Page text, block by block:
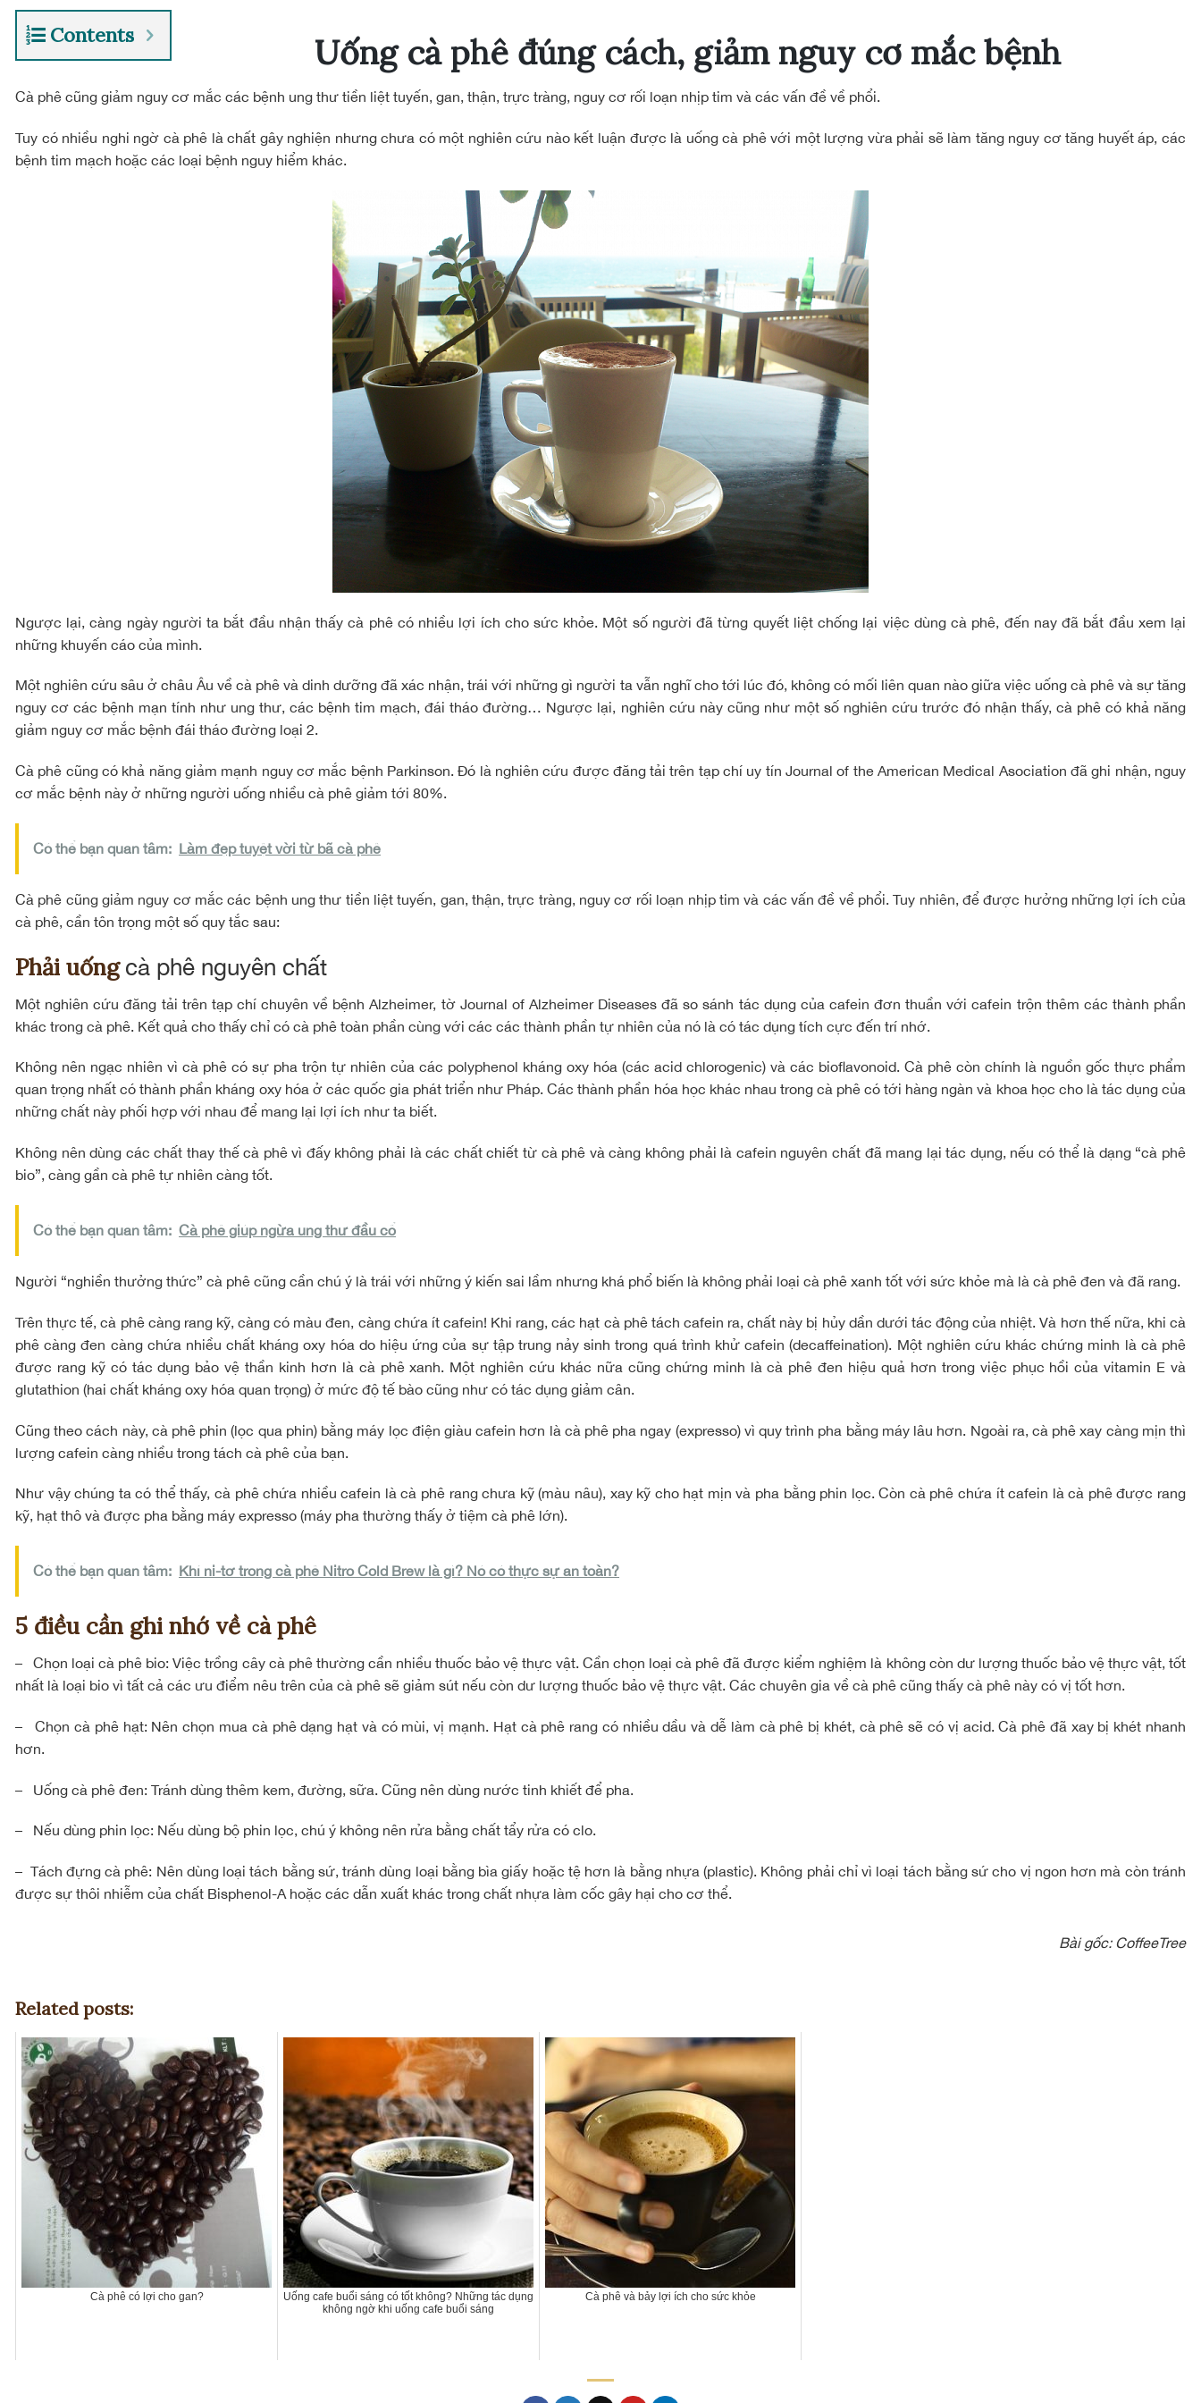
Contents Uống cà phê đúng cách, giảm nguy cơ mắc bệnh
Cà phê cũng giảm nguy cơ mắc các bệnh ung thư tiền liệt tuyến, gan, thận, trực tràng, nguy cơ rối loạn nhịp tim và các vấn đề về phổi.
Tuy có nhiều nghi ngờ cà phê là chất gây nghiện nhưng chưa có một nghiên cứu nào kết luận được là uống cà phê với một lượng vừa phải sẽ làm tăng nguy cơ tăng huyết áp, các
bệnh tim mạch hoặc các loại bệnh nguy hiểm khác.
Ngược lại, càng ngày người ta bắt đầu nhận thấy cà phê có nhiều lợi ích cho sức khỏe. Một số người đã từng quyết liệt chống lại việc dùng cà phê, đến nay đã bắt đầu xem lại
những khuyến cáo của mình.
Một nghiên cứu sâu ở châu Âu về cà phê và dinh dưỡng đã xác nhận, trái với những gì người ta vẫn nghĩ cho tới lúc đó, không có mối liên quan nào giữa việc uống cà phê và sự tăng
nguy cơ các bệnh mạn tính như ung thư, các bệnh tim mạch, đái tháo đường… Ngược lại, nghiên cứu này cũng như một số nghiên cứu trước đó nhận thấy, cà phê có khả năng
giảm nguy cơ mắc bệnh đái tháo đường loại 2.
Cà phê cũng có khả năng giảm mạnh nguy cơ mắc bệnh Parkinson. Đó là nghiên cứu được đăng tải trên tạp chí uy tín Journal of the American Medical Asociation đã ghi nhận, nguy
cơ mắc bệnh này ở những người uống nhiều cà phê giảm tới 80%.
Có thể bạn quan tâm: Làm đẹp tuyệt vời từ bã cà phê
Cà phê cũng giảm nguy cơ mắc các bệnh ung thư tiền liệt tuyến, gan, thận, trực tràng, nguy cơ rối loạn nhịp tim và các vấn đề về phổi. Tuy nhiên, để được hưởng những lợi ích của
cà phê, cần tôn trọng một số quy tắc sau:
Phải uống cà phê nguyên chất
Một nghiên cứu đăng tải trên tạp chí chuyên về bệnh Alzheimer, tờ Journal of Alzheimer Diseases đã so sánh tác dụng của cafein đơn thuần với cafein trộn thêm các thành phần
khác trong cà phê. Kết quả cho thấy chỉ có cà phê toàn phần cùng với các các thành phần tự nhiên của nó là có tác dụng tích cực đến trí nhớ.
Không nên ngạc nhiên vì cà phê có sự pha trộn tự nhiên của các polyphenol kháng oxy hóa (các acid chlorogenic) và các bioflavonoid. Cà phê còn chính là nguồn gốc thực phẩm
quan trọng nhất có thành phần kháng oxy hóa ở các quốc gia phát triển như Pháp. Các thành phần hóa học khác nhau trong cà phê có tới hàng ngàn và khoa học cho là tác dụng của
những chất này phối hợp với nhau để mang lại lợi ích như ta biết.
Không nên dùng các chất thay thế cà phê vì đấy không phải là các chất chiết từ cà phê và càng không phải là cafein nguyên chất đã mang lại tác dụng, nếu có thể là dạng “cà phê
bio”, càng gần cà phê tự nhiên càng tốt.
Có thể bạn quan tâm: Cà phê giúp ngừa ung thư đầu cổ
Người “nghiền thưởng thức” cà phê cũng cần chú ý là trái với những ý kiến sai lầm nhưng khá phổ biến là không phải loại cà phê xanh tốt với sức khỏe mà là cà phê đen và đã rang.
Trên thực tế, cà phê càng rang kỹ, càng có màu đen, càng chứa ít cafein! Khi rang, các hạt cà phê tách cafein ra, chất này bị hủy dần dưới tác động của nhiệt. Và hơn thế nữa, khi cà
phê càng đen càng chứa nhiều chất kháng oxy hóa do hiệu ứng của sự tập trung nảy sinh trong quá trình khử cafein (decaffeination). Một nghiên cứu khác chứng minh là cà phê
được rang kỹ có tác dụng bảo vệ thần kinh hơn là cà phê xanh. Một nghiên cứu khác nữa cũng chứng minh là cà phê đen hiệu quả hơn trong việc phục hồi của vitamin E và
glutathion (hai chất kháng oxy hóa quan trọng) ở mức độ tế bào cũng như có tác dụng giảm cân.
Cũng theo cách này, cà phê phin (lọc qua phin) bằng máy lọc điện giàu cafein hơn là cà phê pha ngay (expresso) vì quy trình pha bằng máy lâu hơn. Ngoài ra, cà phê xay càng mịn thì
lượng cafein càng nhiều trong tách cà phê của bạn.
Như vậy chúng ta có thể thấy, cà phê chứa nhiều cafein là cà phê rang chưa kỹ (màu nâu), xay kỹ cho hạt mịn và pha bằng phin lọc. Còn cà phê chứa ít cafein là cà phê được rang
kỹ, hạt thô và được pha bằng máy expresso (máy pha thường thấy ở tiệm cà phê lớn).
Có thể bạn quan tâm: Khí ni-tơ trong cà phê Nitro Cold Brew là gì? Nó có thực sự an toàn?
5 điều cần ghi nhớ về cà phê
– Chọn loại cà phê bio: Việc trồng cây cà phê thường cần nhiều thuốc bảo vệ thực vật. Cần chọn loại cà phê đã được kiểm nghiệm là không còn dư lượng thuốc bảo vệ thực vật, tốt
nhất là loại bio vì tất cả các ưu điểm nêu trên của cà phê sẽ giảm sút nếu còn dư lượng thuốc bảo vệ thực vật. Các chuyên gia về cà phê cũng thấy cà phê này có vị tốt hơn.
– Chọn cà phê hạt: Nên chọn mua cà phê dạng hạt và có mùi, vị mạnh. Hạt cà phê rang có nhiều dầu và dễ làm cà phê bị khét, cà phê sẽ có vị acid. Cà phê đã xay bị khét nhanh
hơn.
– Uống cà phê đen: Tránh dùng thêm kem, đường, sữa. Cũng nên dùng nước tinh khiết để pha.
– Nếu dùng phin lọc: Nếu dùng bộ phin lọc, chú ý không nên rửa bằng chất tẩy rửa có clo.
– Tách đựng cà phê: Nên dùng loại tách bằng sứ, tránh dùng loại bằng bìa giấy hoặc tệ hơn là bằng nhựa (plastic). Không phải chỉ vì loại tách bằng sứ cho vị ngon hơn mà còn tránh
được sự thôi nhiễm của chất Bisphenol-A hoặc các dẫn xuất khác trong chất nhựa làm cốc gây hại cho cơ thể.
Bài gốc: CoffeeTree
Related posts:
Cà phê có lợi cho gan?
Uống cafe buổi sáng có tốt không? Những tác dụng
không ngờ khi uống cafe buổi sáng
Cà phê và bảy lợi ích cho sức khỏe